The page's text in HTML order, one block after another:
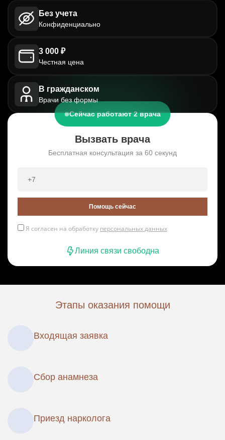
Без учета
Конфиденциально
3 000 ₽
Честная цена
В гражданском
Врачи без формы
Сейчас работают 2 врача
Вызвать врача
Бесплатная консультация за 60 секунд
Помощь сейчас
Я согласен на обработку персональных данных
Линия связи свободна
Этапы оказания помощи
Входящая заявка
Сбор анамнеза
Приезд нарколога